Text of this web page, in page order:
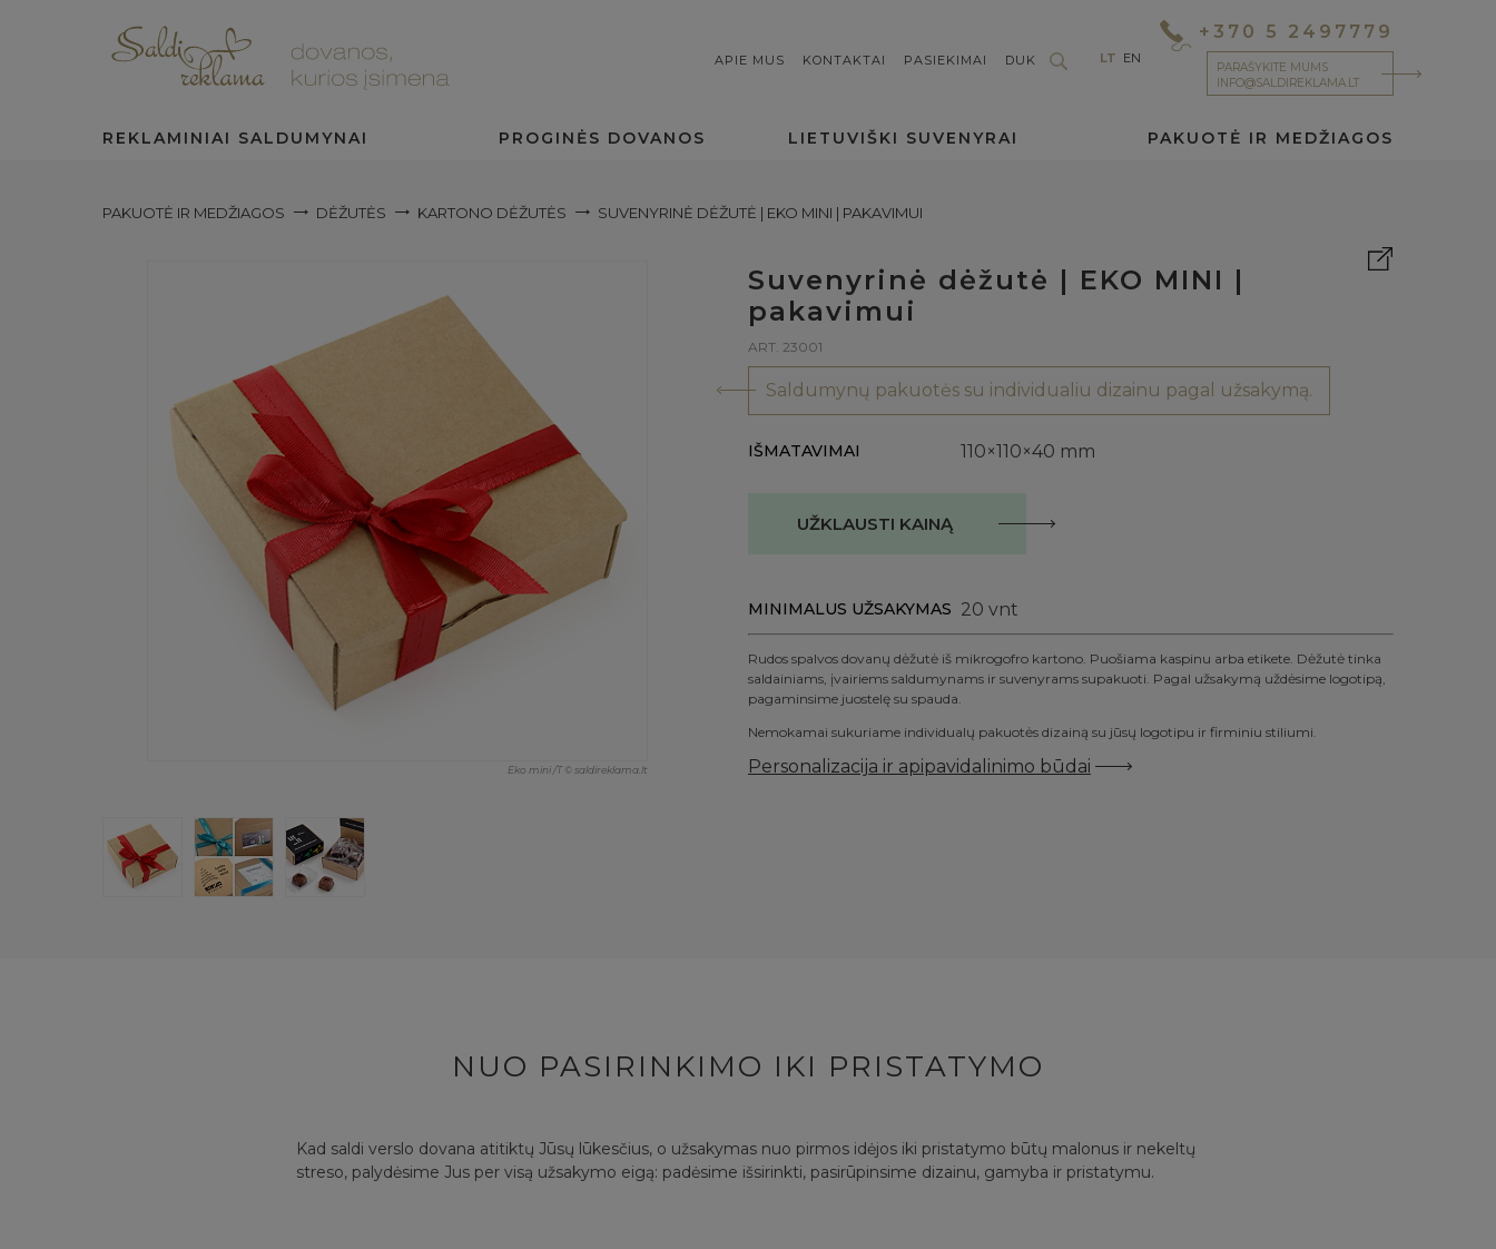
APIE MUS KONTAKTAI PASIEKIMAI DUK LT EN
+370 5 2497779
PARAŠYKITE MUMS
INFO@SALDIREKLAMA.LT
REKLAMINIAI SALDUMYNAI PROGINĖS DOVANOS LIETUVIŠKI SUVENYRAI PAKUOTĖ IR MEDŽIAGOS
PAKUOTĖ IR MEDŽIAGOS DĖŽUTĖS KARTONO DĖŽUTĖS SUVENYRINĖ DĖŽUTĖ | EKO MINI | PAKAVIMUI
Eko mini /T © saldireklama.lt
Suvenyrinė dėžutė | EKO MINI |
pakavimui
ART. 23001
Saldumynų pakuotės su individualiu dizainu pagal užsakymą.
IŠMATAVIMAI 110×110×40 mm
UŽKLAUSTI KAINĄ
MINIMALUS UŽSAKYMAS 20 vnt
Rudos spalvos dovanų dėžutė iš mikrogofro kartono. Puošiama kaspinu arba etikete. Dėžutė tinka
saldainiams, įvairiems saldumynams ir suvenyrams supakuoti. Pagal užsakymą uždėsime logotipą,
pagaminsime juostelę su spauda.
Nemokamai sukuriame individualų pakuotės dizainą su jūsų logotipu ir firminiu stiliumi.
Personalizacija ir apipavidalinimo būdai
NUO PASIRINKIMO IKI PRISTATYMO
Kad saldi verslo dovana atitiktų Jūsų lūkesčius, o užsakymas nuo pirmos idėjos iki pristatymo būtų malonus ir nekeltų
streso, palydėsime Jus per visą užsakymo eigą: padėsime išsirinkti, pasirūpinsime dizainu, gamyba ir pristatymu.